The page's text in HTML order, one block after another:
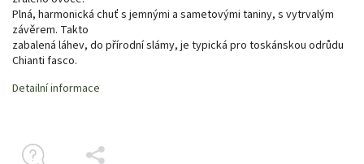
Plná, harmonická chuť s jemnými a sametovými taniny, s vytrvalým
závěrem. Takto
zabalená láhev, do přírodní slámy, je typická pro toskánskou odrůdu
Chianti fasco.
Detailní informace